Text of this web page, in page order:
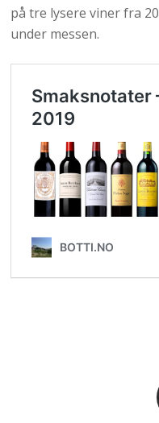
på tre lysere viner fra
under messen.